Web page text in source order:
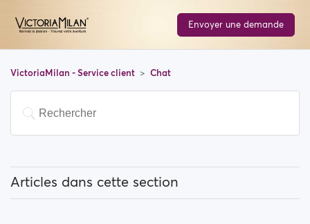
Envoyer une demande
VictoriaMilan - Service client Chat
Articles dans cette section